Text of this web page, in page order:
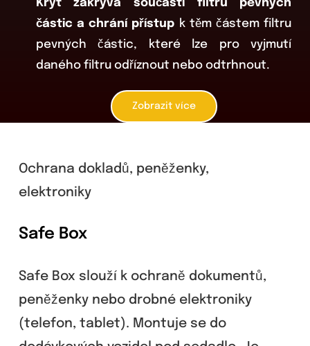
Kryt zakrývá součásti filtru pevných
částic a chrání přístup k těm částem filtru
pevných částic, které lze pro vyjmutí
daného filtru odříznout nebo odtrhnout.
Zobrazit více
Ochrana dokladů, peněženky,
elektroniky
Safe Box
Safe Box slouží k ochraně dokumentů,
peněženky nebo drobné elektroniky
(telefon, tablet). Montuje se do